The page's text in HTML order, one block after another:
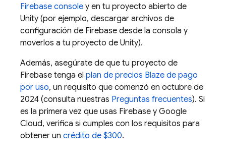
Firebase console y en tu proyecto abierto de
Unity (por ejemplo, descargar archivos de
configuración de Firebase desde la consola y
moverlos a tu proyecto de Unity).
Además, asegúrate de que tu proyecto de
Firebase tenga el plan de precios Blaze de pago
por uso, un requisito que comenzó en octubre de
2024 (consulta nuestras Preguntas frecuentes). Si
es la primera vez que usas Firebase y Google
Cloud, verifica si cumples con los requisitos para
obtener un crédito de $300.